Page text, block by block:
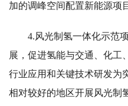
加的调峰空间配置新能源项
4.风光制氢一体化示范
展，促进氢能与交通、化工
行业应用和关键技术研发为
相对较好的地区开展风光制